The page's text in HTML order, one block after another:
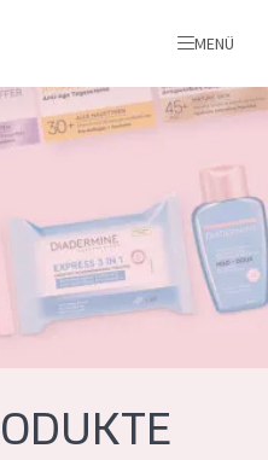
MENÜ